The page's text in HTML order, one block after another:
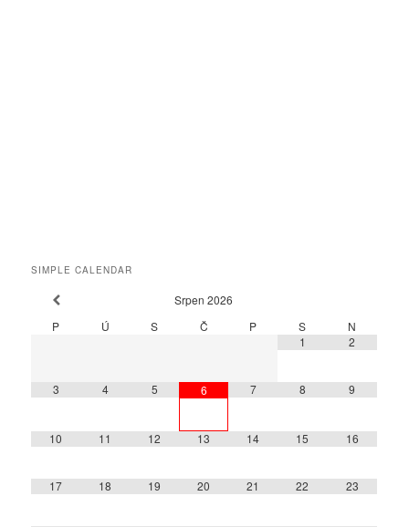
SIMPLE CALENDAR
Srpen 2026
P
Ú S Č P S
N
1
2
3 4 5 6 7 8 9
10 11 12 13 14 15 16
17 18 19 20 21 22 23